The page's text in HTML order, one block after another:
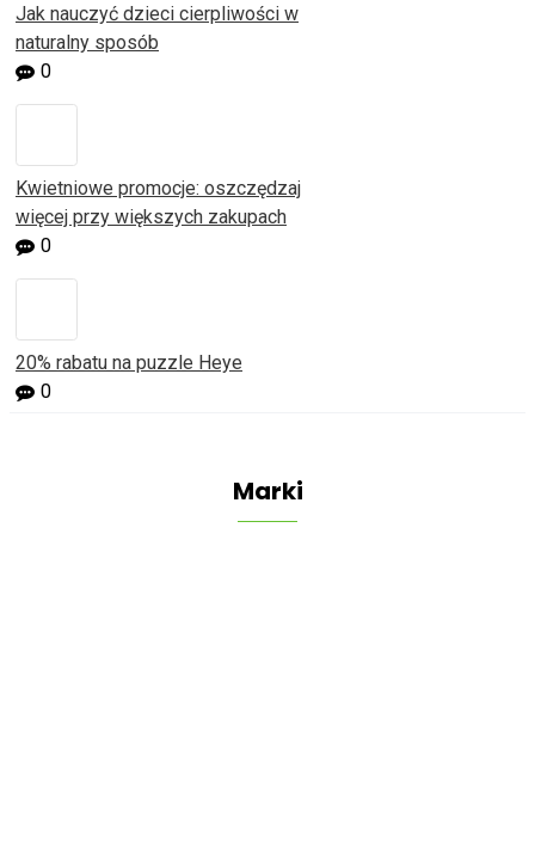
Jak nauczyć dzieci cierpliwości w
naturalny sposób
0
Kwietniowe promocje: oszczędzaj
więcej przy większych zakupach
0
20% rabatu na puzzle Heye
0
Marki